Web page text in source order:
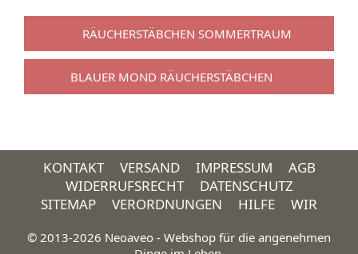
RÄUCHERSTÄBCHEN SOMMERTRAUM
BLAUER MOND RÄUCHERSTÄBCHEN
KONTAKT VERSAND IMPRESSUM
AGB
WIDERRUFSRECHT
DATENSCHUTZ
SITEMAP
VERORDNUNGEN HILFE WIR
© 2013-2026 Neoaveo - Webshop für die angenehmen